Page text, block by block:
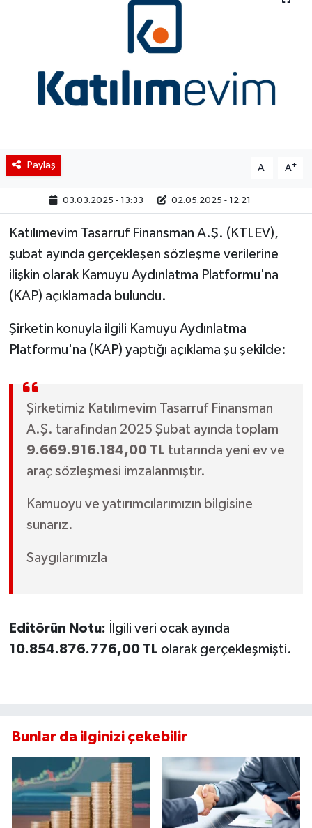
Paylaş A- A+
03.03.2025 - 13:33 02.05.2025 - 12:21
Katılımevim Tasarruf Finansman A.Ş. (KTLEV),
şubat ayında gerçekleşen sözleşme verilerine
ilişkin olarak Kamuyu Aydınlatma Platformu'na
(KAP) açıklamada bulundu.
Şirketin konuyla ilgili Kamuyu Aydınlatma
Platformu'na (KAP) yaptığı açıklama şu şekilde:
Şirketimiz Katılımevim Tasarruf Finansman
A.Ş. tarafından 2025 Şubat ayında toplam
9.669.916.184,00 TL tutarında yeni ev ve
araç sözleşmesi imzalanmıştır.
Kamuoyu ve yatırımcılarımızın bilgisine
sunarız.
Saygılarımızla
Editörün Notu: İlgili veri ocak ayında
10.854.876.776,00 TL olarak gerçekleşmişti.
Bunlar da ilginizi çekebilir
Ekonomik Takvim
Kiripto Para Piyasası
Gizlilik Sözleşmesi